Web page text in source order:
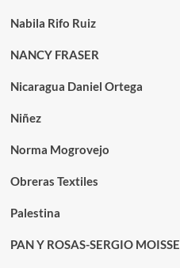
Nabila Rifo Ruiz
NANCY FRASER
Nicaragua Daniel Ortega
Niñez
Norma Mogrovejo
Obreras Textiles
Palestina
PAN Y ROSAS-SERGIO